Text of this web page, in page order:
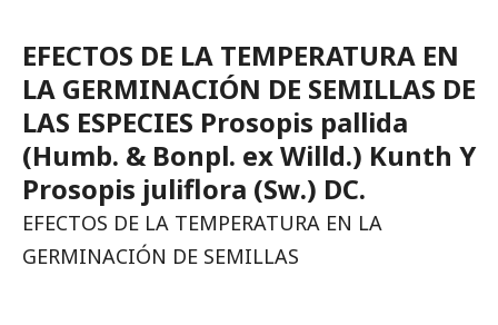
EFECTOS DE LA TEMPERATURA EN
LA GERMINACIÓN DE SEMILLAS DE
LAS ESPECIES Prosopis pallida
(Humb. & Bonpl. ex Willd.) Kunth Y
Prosopis juliflora (Sw.) DC.
EFECTOS DE LA TEMPERATURA EN LA
GERMINACIÓN DE SEMILLAS